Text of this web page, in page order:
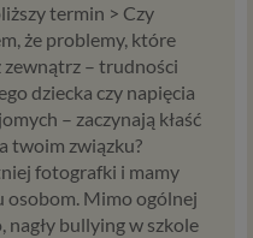
termin > Czy
że problemy, które
zewnątrz – trudności
dziecka czy napięcia
– zaczynają kłaść
twoim związku?
fotografki i mamy
osobom. Mimo ogólnej
nagły bullying w szkole